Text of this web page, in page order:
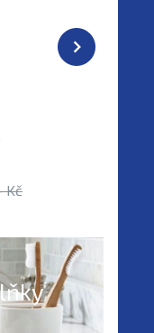
Kč
Externí